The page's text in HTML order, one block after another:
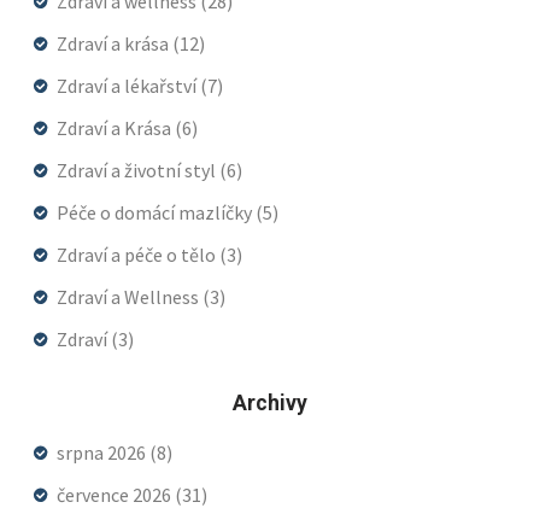
Zdraví a krása (12)
Zdraví a lékařství(7)
Zdraví a Krása (6)
Zdraví a životní styl (6)
Péče o domácí mazlíčky (5)
Zdraví a péče o tělo (3)
Zdraví a Wellness (3)
Zdraví(3)
Archivy
srpna 2026 (8)
července 2026 (31)